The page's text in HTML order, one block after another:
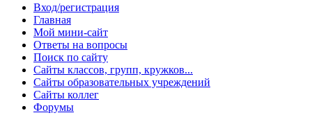
Вход/регистрация
Главная
Мой мини-сайт
Ответы на вопросы
Поиск по сайту
Сайты классов, групп, кружков...
Сайты образовательных учреждений
Сайты коллег
Форумы